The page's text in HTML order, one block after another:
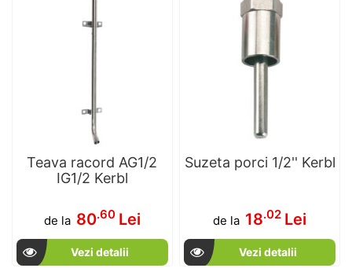
Teava racord AG1/2
IG1/2 Kerbl
de la 80.60 Lei
Vezi detalii
Suzeta porci 1/2'' Kerbl
de la 18.02 Lei
Vezi detalii